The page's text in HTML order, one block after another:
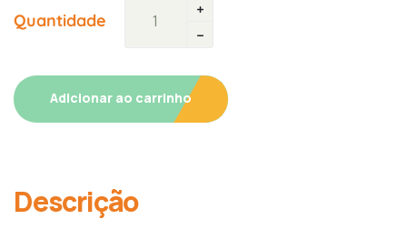
Quantidade
Adicionar ao carrinho
Descrição